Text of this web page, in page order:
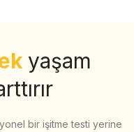
yaşam
bir işitme testi yerine